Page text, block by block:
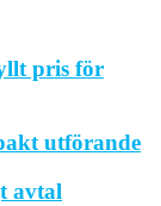
pris för
utförande
avtal